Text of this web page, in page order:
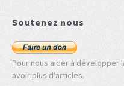
Soutenez nous
Pour nous aider à
avoir plus d'articles.